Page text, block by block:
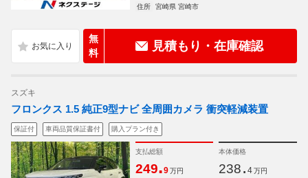
住所
宮崎県 宮崎市
無
料
見積もり・在庫確認
スズキ
フロンクス 1.5 純正9型ナビ 全周囲カメラ 衝突軽減装置
保証付 車両品質保証書付 購入プラン付き
支払総額
249.9 万円
本体価格
238. 4 万円